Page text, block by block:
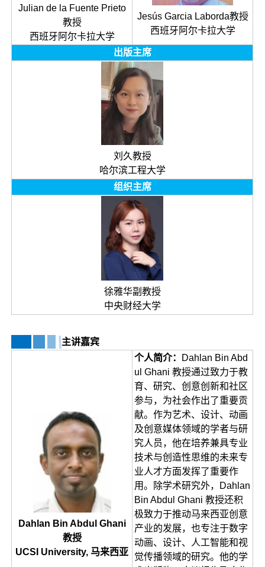
Julian de la Fuente Prieto
教授
西班牙阿尔卡拉大学
Jesús Garcia Laborda教授
西班牙阿尔卡拉大学
出版主席
刘久教授
哈尔滨工程大学
组织主席
徐雅华副教授
中央财经大学
主讲嘉宾
Dahlan Bin Abdul Ghani
教授
UCSI University, 马来西亚
个人简介：
Dahlan Bin Abd
ul Ghani 教授通过致力于教
育、研究、创意创新和社区
参与，为社会作出了重要贡
献。作为艺术、设计、动画
及创意媒体领域的学者与研
究人员，他在培养兼具专业
技术与创造性思维的未来专
业人才方面发挥了重要作
用。除学术研究外，Dahlan
Bin Abdul Ghani 教授还积
极致力于推动马来西亚创意
产业的发展，也专注于数字
动画、设计、人工智能和视
觉传播领域的研究。他的学